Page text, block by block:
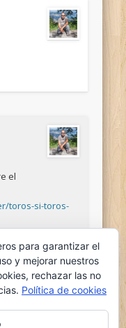
el
toros-si-toros-
para garantizar el
y mejorar nuestros
rechazar las no
Política de cookies